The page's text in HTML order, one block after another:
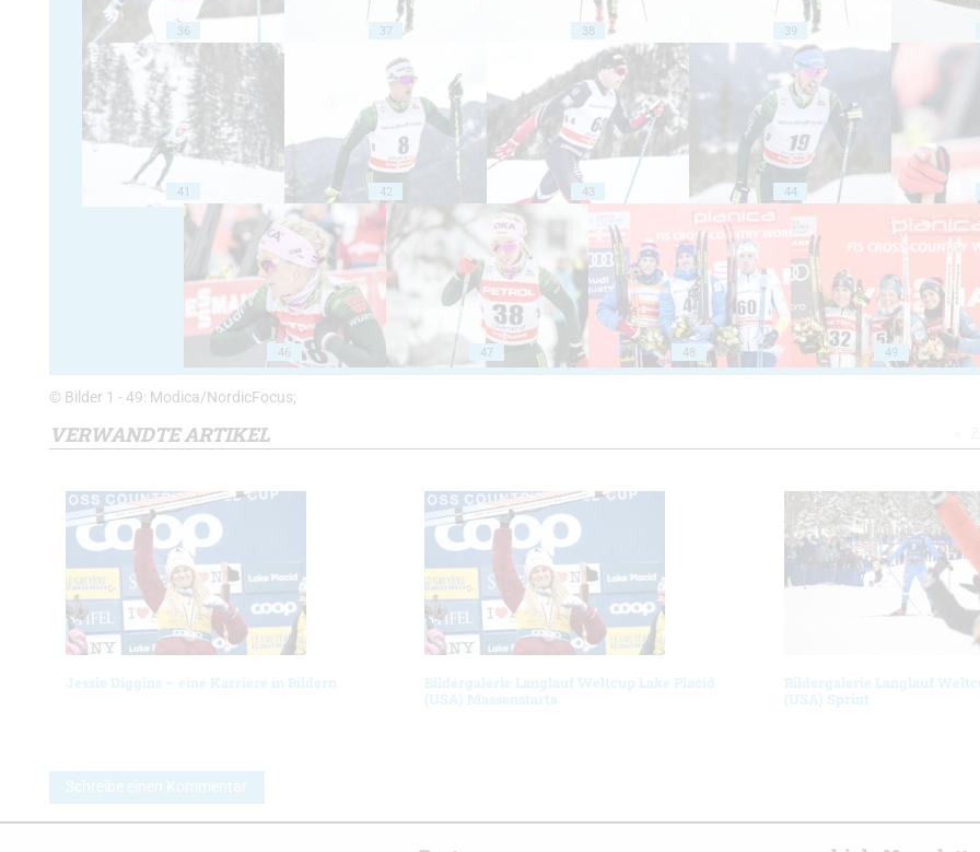
36 37 38 39
41 42 43 44
46 47 48 49
© Bilder 1 - 49: Modica/NordicFocus;
VERWANDTE ARTIKEL
Jessie Diggins – eine Karriere in Bildern
Bildergalerie Langlauf Weltcup Lake Placid
(USA) Massenstarts
Bildergalerie Langlauf
(USA) Sprint
Schreibe einen Kommentar